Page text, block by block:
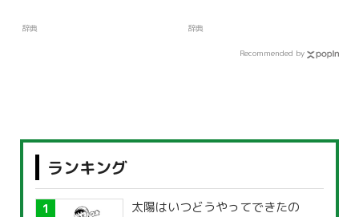
辞典 辞典
Recommended by
ランキング
太陽はいつどうやってできたの